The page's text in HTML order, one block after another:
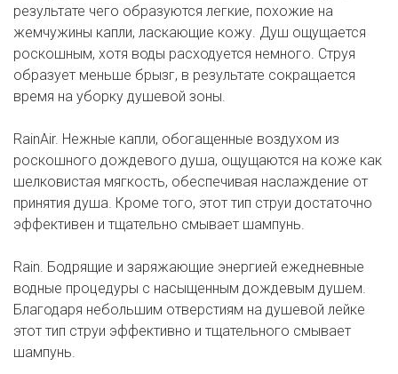
результате чего образуются легкие, похожие на
жемчужины капли, ласкающие кожу. Душ ощущается
роскошным, хотя воды расходуется немного. Струя
образует меньше брызг, в результате сокращается
время на уборку душевой зоны.
RainAir. Нежные капли, обогащенные воздухом из
роскошного дождевого душа, ощущаются на коже как
шелковистая мягкость, обеспечивая наслаждение от
принятия душа. Кроме того, этот тип струи достаточно
эффективен и тщательно смывает шампунь.
Rain. Бодрящие и заряжающие энергией ежедневные
водные процедуры с насыщенным дождевым душем.
Благодаря небольшим отверстиям на душевой лейке
этот тип струи эффективно и тщательного смывает
шампунь.